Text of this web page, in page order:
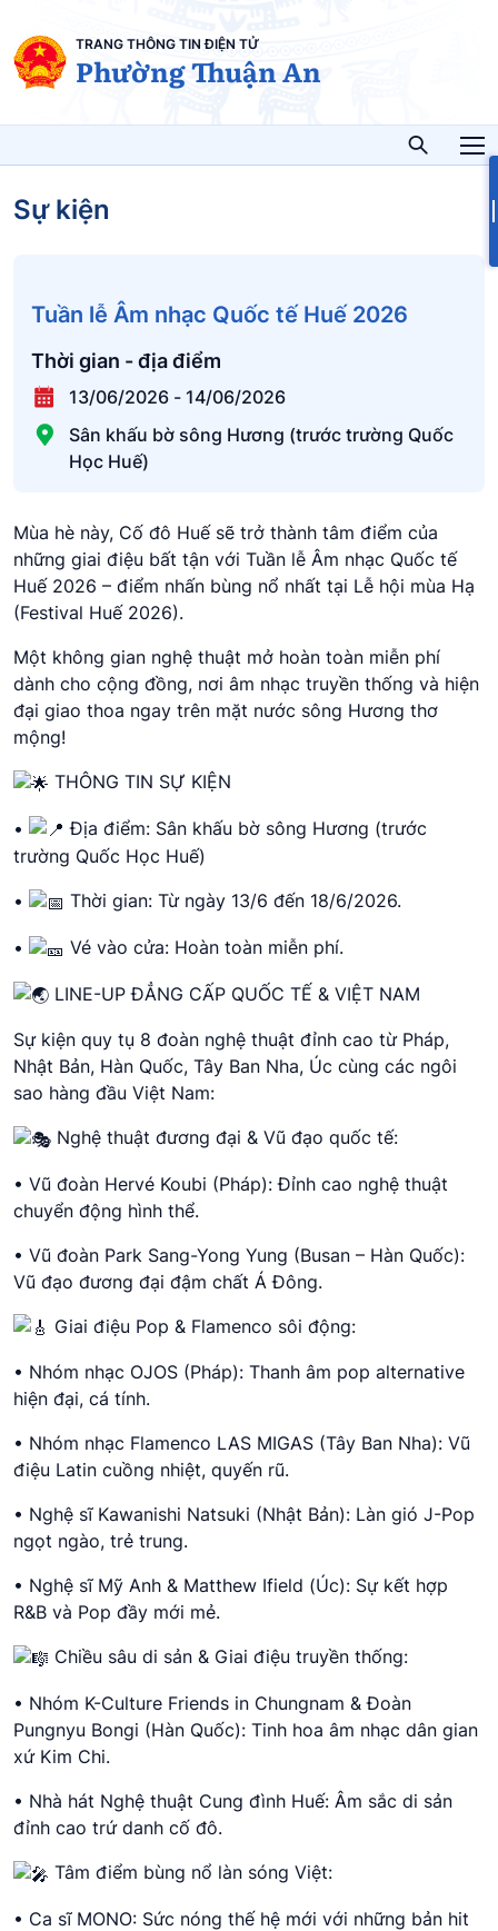
TRANG THÔNG TIN ĐIỆN TỬ
Phường Thuận An
Sự kiện
Tuần lễ Âm nhạc Quốc tế Huế 2026
Thời gian - địa điểm
13/06/2026 - 14/06/2026
Sân khấu bờ sông Hương (trước trường Quốc
Học Huế)
Mùa hè này, Cố đô Huế sẽ trở thành tâm điểm của
những giai điệu bất tận với Tuần lễ Âm nhạc Quốc tế
Huế 2026 – điểm nhấn bùng nổ nhất tại Lễ hội mùa Hạ
(Festival Huế 2026).
Một không gian nghệ thuật mở hoàn toàn miễn phí
dành cho cộng đồng, nơi âm nhạc truyền thống và hiện
đại giao thoa ngay trên mặt nước sông Hương thơ
mộng!
THÔNG TIN SỰ KIỆN
•
Địa điểm: Sân khấu bờ sông Hương (trước
trường Quốc Học Huế)
•
Thời gian: Từ ngày 13/6 đến 18/6/2026.
• Vé vào cửa: Hoàn toàn miễn phí.
LINE-UP ĐẲNG CẤP QUỐC TẾ & VIỆT NAM
Sự kiện quy tụ 8 đoàn nghệ thuật đỉnh cao từ Pháp,
Nhật Bản, Hàn Quốc, Tây Ban Nha, Úc cùng các ngôi
sao hàng đầu Việt Nam:
Nghệ thuật đương đại & Vũ đạo quốc tế:
• Vũ đoàn Hervé Koubi (Pháp): Đỉnh cao nghệ thuật
chuyển động hình thể.
• Vũ đoàn Park Sang-Yong Yung (Busan – Hàn Quốc):
Vũ đạo đương đại đậm chất Á Đông.
Giai điệu Pop & Flamenco sôi động:
• Nhóm nhạc OJOS (Pháp): Thanh âm pop alternative
hiện đại, cá tính.
• Nhóm nhạc Flamenco LAS MIGAS (Tây Ban Nha): Vũ
điệu Latin cuồng nhiệt, quyến rũ.
• Nghệ sĩ Kawanishi Natsuki (Nhật Bản): Làn gió J-Pop
ngọt ngào, trẻ trung.
• Nghệ sĩ Mỹ Anh & Matthew Ifield (Úc): Sự kết hợp
R&B và Pop đầy mới mẻ.
Chiều sâu di sản & Giai điệu truyền thống:
• Nhóm K-Culture Friends in Chungnam & Đoàn
Pungnyu Bongi (Hàn Quốc): Tinh hoa âm nhạc dân gian
xứ Kim Chi.
• Nhà hát Nghệ thuật Cung đình Huế: Âm sắc di sản
đỉnh cao trứ danh cố đô.
Tâm điểm bùng nổ làn sóng Việt:
• Ca sĩ MONO: Sức nóng thế hệ mới với những bản hit